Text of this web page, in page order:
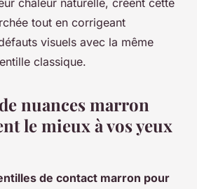
tout en corrigeant
visuels avec la même
classique.
nuances marron
le mieux à vos yeux
de contact marron pour